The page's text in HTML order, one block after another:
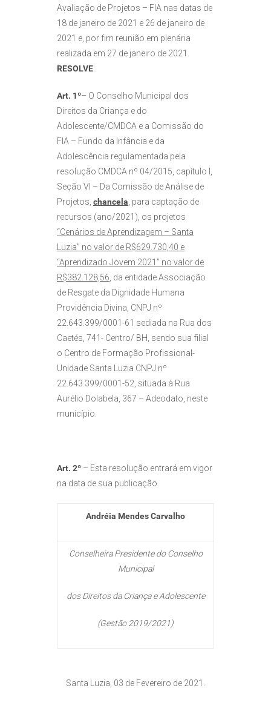
Avaliação de Projetos – FIA nas datas de
18 de janeiro de 2021 e 26 de janeiro de
2021 e, por fim reunião em plenária
realizada em 27 de janeiro de 2021.
RESOLVE:
Art. 1º– O Conselho Municipal dos
Direitos da Criança e do
Adolescente/CMDCA e a Comissão do
FIA – Fundo da Infância e da
Adolescência regulamentada pela
resolução CMDCA nº 04/2015, capítulo I,
Seção VI – Da Comissão de Análise de
Projetos, chancela , para captação de
recursos (ano/2021), os projetos
“Cenários de Aprendizagem – Santa
Luzia” no valor de R$629.730,40 e
“Aprendizado Jovem 2021” no valor de
R$382.128,56 , da entidade Associação
de Resgate da Dignidade Humana
Providência Divina, CNPJ nº
22.643.399/0001-61 sediada na Rua dos
Caetés, 741- Centro/ BH, sendo sua filial
o Centro de Formação Profissional-
Unidade Santa Luzia CNPJ nº
22.643.399/0001-52, situada à Rua
Aurélio Dolabela, 367 – Adeodato, neste
município.
Art. 2º – Esta resolução entrará em vigor
na data de sua publicação.
Andréia Mendes Carvalho
Conselheira Presidente do Conselho
Municipal
dos Direitos da Criança e Adolescente
(Gestão 2019/2021)
Santa Luzia, 03 de Fevereiro de 2021.